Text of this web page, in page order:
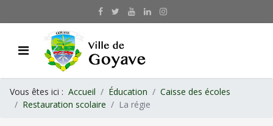
Vous êtes ici : Accueil Éducation
Caisse des écoles
Restauration scolaire
La régie